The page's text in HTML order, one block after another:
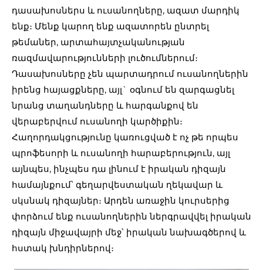
դասախոսներս և ուսանողները, ազատ մարդիկ
ենք։ Մենք կարող ենք ազատորեն ընտրել
թեմաներ, արտահայտչականության
ռազմավարությունների լուծումներում։
Դասախոսները չեն պարտադրում ուսանողներին
իրենց հայացքները, այլ` օգնում են զարգացնել
նրանց տաղանդները և հարգանքով են
վերաբերվում ուսանողի կարծիքին։
Հաղորդակցությունը կառուցված է ոչ թե որպես
պրոֆեսորի և ուսանողի հարաբերություն, այլ
այնպես, ինչպես դա լինում է իրական դիզայն
համայնքում՝ գեղարվեստական ղեկավար և
սկսնակ դիզայներ։ Արդեն առաջին կուրսերից
փորձում ենք ուսանողներին ներգրավվել իրական
դիզայն միջավայրի մեջ՝ իրական նախագծերով և
հստակ խնդիրներով։